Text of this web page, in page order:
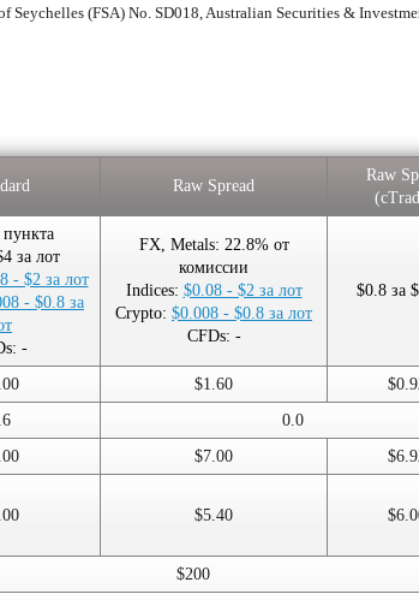
Seychelles (FSA) No. SD018, Australian Securities &
Raw Spread
Raw
за лот
- $2 за лот
- $0.8 за
-
FX, Metals: 22.8% от
комиссии
Indices: $0.08 - $2 за лот
Crypto: $0.008 - $0.8 за лот
CFDs: -
$0.8 за
$1.60
0.0
$7.00
$5.40
$200